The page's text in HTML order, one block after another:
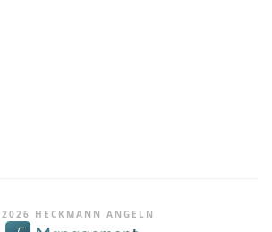
HECKMANN ANGELN